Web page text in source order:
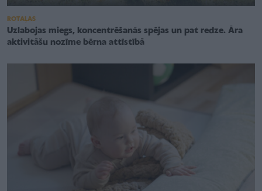
ROTAĻAS
Uzlabojas miegs, koncentrēšanās spējas un pat redze. Āra
aktivitāšu nozīme bērna attīstībā